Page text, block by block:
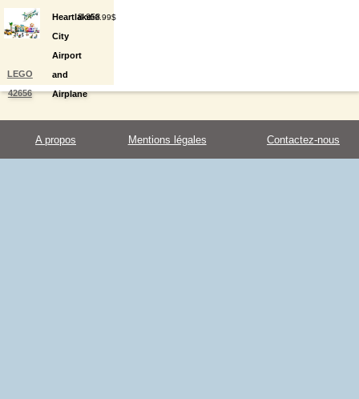
LEGO
42656
Heartlake
City
Airport
and
Airplane
8958
99.99$
A propos Mentions légales Contactez-nous